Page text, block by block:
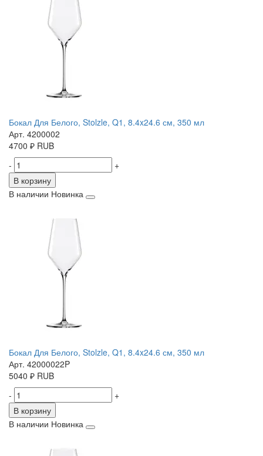
Бокал Для Белого, Stolzle, Q1, 8.4x24.6 см, 350 мл
Арт. 4200002
4700 ₽ RUB
-
+
В корзину
В наличии Новинка
Бокал Для Белого, Stolzle, Q1, 8.4x24.6 см, 350 мл
Арт. 42000022P
5040 ₽ RUB
-
+
В корзину
В наличии Новинка